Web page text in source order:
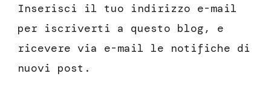
Inserisci il tuo indirizzo e-mail
per iscriverti a questo blog, e
ricevere via e-mail le notifiche di
nuovi post.